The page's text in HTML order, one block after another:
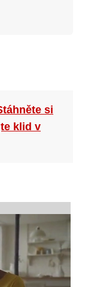
si
klid v